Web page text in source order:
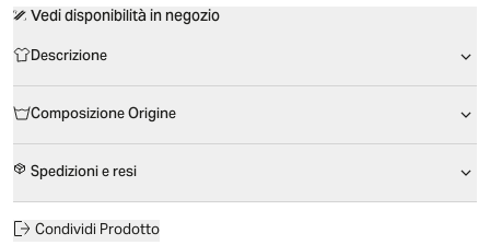
Vedi disponibilità in negozio
Descrizione
Composizione Origine
Spedizioni e resi
Condividi Prodotto